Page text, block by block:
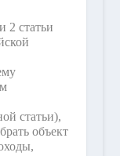
2 статьи
статьи),
объект